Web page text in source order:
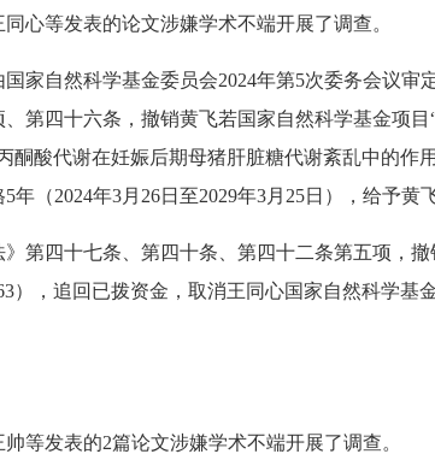
等发表的论文涉嫌学术不端开展了调查。
自然科学基金委员会2024年第5次委务会议审
四十六条，撤销黄飞若国家自然科学基金项目
酮酸代谢在妊娠后期母猪肝脏糖代谢紊乱中的作
（2024年3月26日至2029年3月25日），给予黄
四十七条、第四十条、第四十二条第五项，撤
），追回已拨资金，取消王同心国家自然科学基
发表的2篇论文涉嫌学术不端开展了调查。